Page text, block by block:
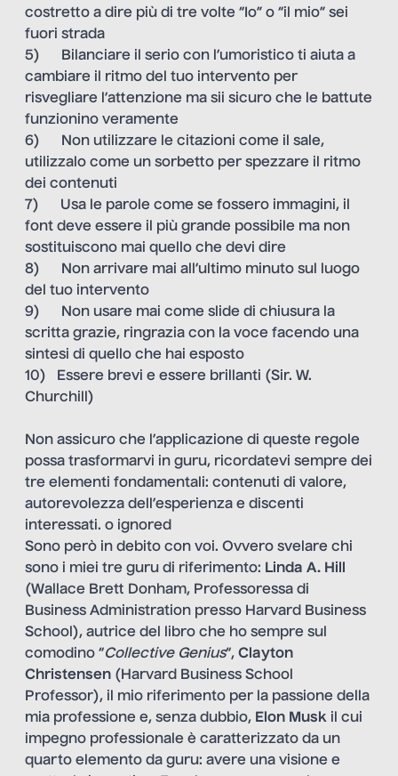
costretto a dire più di tre volte “Io” o “il mio” sei
fuori strada
5) Bilanciare il serio con l’umoristico ti aiuta a
cambiare il ritmo del tuo intervento per
risvegliare l’attenzione ma sii sicuro che le battute
funzionino veramente
6) Non utilizzare le citazioni come il sale,
utilizzalo come un sorbetto per spezzare il ritmo
dei contenuti
7) Usa le parole come se fossero immagini, il
font deve essere il più grande possibile ma non
sostituiscono mai quello che devi dire
8) Non arrivare mai all’ultimo minuto sul luogo
del tuo intervento
9) Non usare mai come slide di chiusura la
scritta grazie, ringrazia con la voce facendo una
sintesi di quello che hai esposto
10) Essere brevi e essere brillanti (Sir. W.
Churchill)
Non assicuro che l’applicazione di queste regole
possa trasformarvi in guru, ricordatevi sempre dei
tre elementi fondamentali: contenuti di valore,
autorevolezza dell’esperienza e discenti
interessati. o ignored
Sono però in debito con voi. Ovvero svelare chi
sono i miei tre guru di riferimento: Linda A. Hill
(Wallace Brett Donham, Professoressa di
Business Administration presso Harvard Business
School), autrice del libro che ho sempre sul
comodino “Collective Genius“, Clayton
Christensen (Harvard Business School
Professor), il mio riferimento per la passione della
mia professione e, senza dubbio, Elon Musk il cui
impegno professionale è caratterizzato da un
quarto elemento da guru: avere una visione e